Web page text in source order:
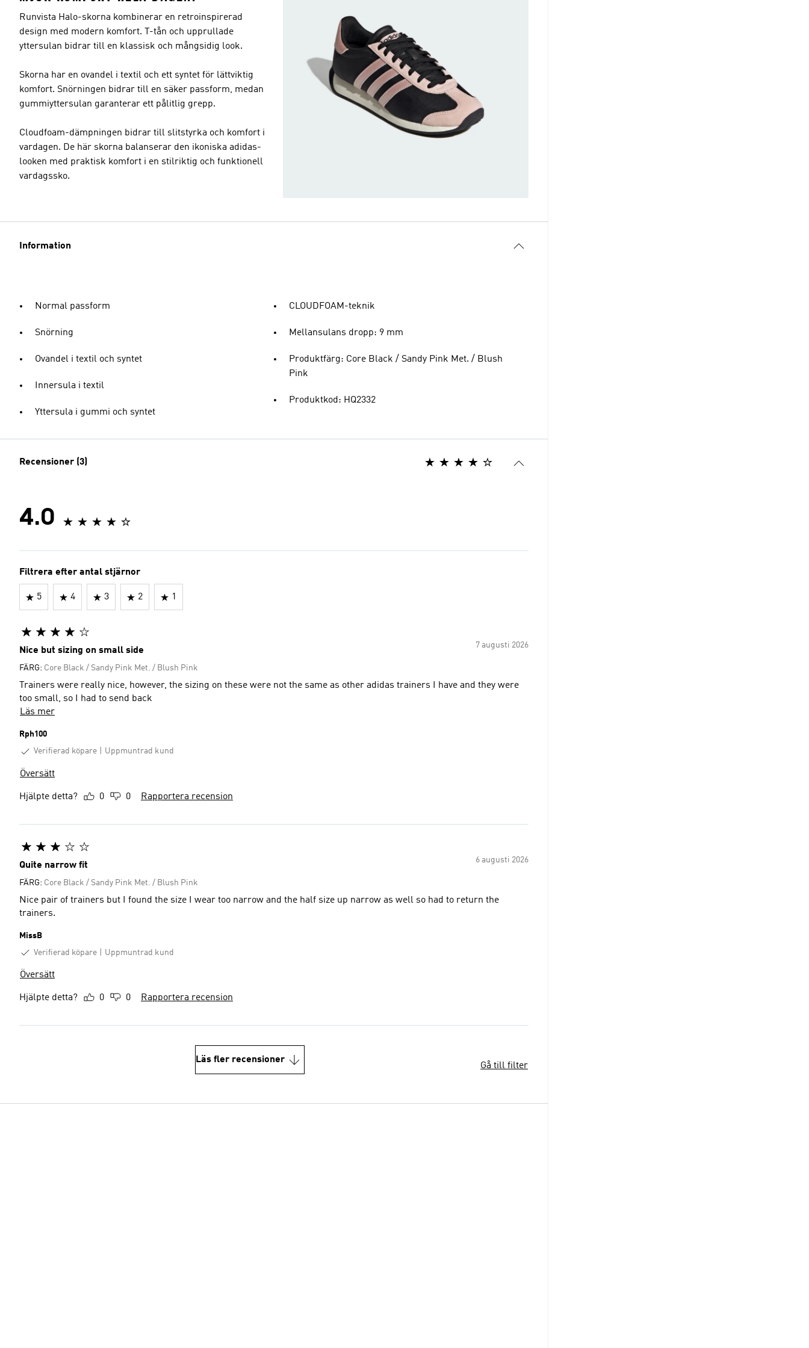
Runvista Halo-skorna kombinerar en retroinspirerad
design med modern komfort. T-tån och upprullade
yttersulan bidrar till en klassisk och mångsidig look.
Skorna har en ovandel i textil och ett syntet för lättviktig
komfort. Snörningen bidrar till en säker passform, medan
gummiyttersulan garanterar ett pålitlig grepp.
Cloudfoam-dämpningen bidrar till slitstyrka och komfort i
vardagen. De här skorna balanserar den ikoniska adidas-
looken med praktisk komfort i en stilriktig och funktionell
vardagssko.
Information
Normal passform
Snörning
Ovandel i textil och syntet
Innersula i textil
Yttersula i gummi och syntet
CLOUDFOAM-teknik
Mellansulans dropp: 9 mm
Produktfärg: Core Black / Sandy Pink Met. / Blush
Pink
Produktkod: HQ2332
Recensioner (3)
4.0
Filtrera efter antal stjärnor
5 4 3 2 1
7 augusti 2026
Nice but sizing on small side
FÄRG: Core Black / Sandy Pink Met. / Blush Pink
Trainers were really nice, however, the sizing on these were not the same as other adidas trainers I have and they were
too small, so I had to send back
Läs mer
Rph100
Verifierad köpare
Uppmuntrad kund
Översätt
Hjälpte detta? 0 0 Rapportera recension
6 augusti 2026
Quite narrow fit
FÄRG: Core Black / Sandy Pink Met. / Blush Pink
Nice pair of trainers but I found the size I wear too narrow and the half size up narrow as well so had to return the
trainers.
MissB
Verifierad köpare
Uppmuntrad kund
Översätt
Hjälpte detta? 0 0 Rapportera recension
Läs fler recensioner
Gå till filter